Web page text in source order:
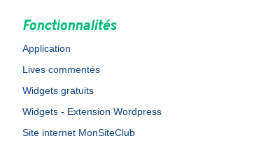
Fonctionnalités
Application
Lives commentés
Widgets gratuits
Widgets - Extension Wordpress
Site internet MonSiteClub